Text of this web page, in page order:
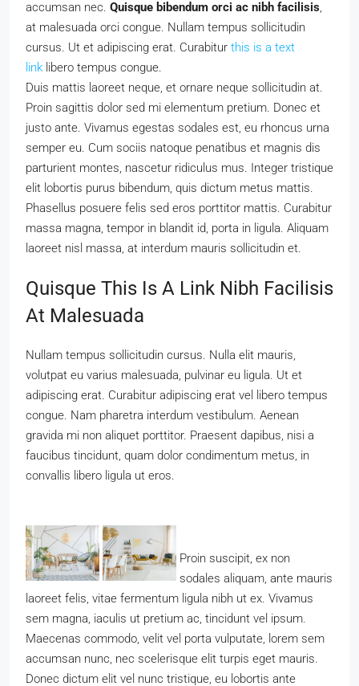
accumsan nec. Quisque bibendum orci ac nibh facilisis,
at malesuada orci congue. Nullam tempus sollicitudin
cursus. Ut et adipiscing erat. Curabitur this is a text
link libero tempus congue.
Duis mattis laoreet neque, et ornare neque sollicitudin at.
Proin sagittis dolor sed mi elementum pretium. Donec et
justo ante. Vivamus egestas sodales est, eu rhoncus urna
semper eu. Cum sociis natoque penatibus et magnis dis
parturient montes, nascetur ridiculus mus. Integer tristique
elit lobortis purus bibendum, quis dictum metus mattis.
Phasellus posuere felis sed eros porttitor mattis. Curabitur
massa magna, tempor in blandit id, porta in ligula. Aliquam
laoreet nisl massa, at interdum mauris sollicitudin et.
Quisque This Is A Link Nibh Facilisis
At Malesuada
Nullam tempus sollicitudin cursus. Nulla elit mauris,
volutpat eu varius malesuada, pulvinar eu ligula. Ut et
adipiscing erat. Curabitur adipiscing erat vel libero tempus
congue. Nam pharetra interdum vestibulum. Aenean
gravida mi non aliquet porttitor. Praesent dapibus, nisi a
faucibus tincidunt, quam dolor condimentum metus, in
convallis libero ligula ut eros.
Proin suscipit, ex non
sodales aliquam, ante mauris
laoreet felis, vitae fermentum ligula nibh ut ex. Vivamus
sem magna, iaculis ut pretium ac, tincidunt vel ipsum.
Maecenas commodo, velit vel porta vulputate, lorem sem
accumsan nunc, nec scelerisque elit turpis eget mauris.
Donec dictum elit vel nunc tristique, eu lobortis ante